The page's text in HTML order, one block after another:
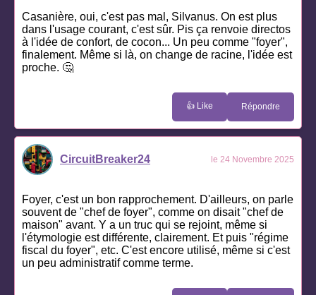
Casanière, oui, c'est pas mal, Silvanus. On est plus
dans l'usage courant, c'est sûr. Pis ça renvoie directos
à l'idée de confort, de cocon... Un peu comme "foyer",
finalement. Même si là, on change de racine, l'idée est
proche. 🤔
👍 Like Répondre
CircuitBreaker24 le 24 Novembre 2025
Foyer, c'est un bon rapprochement. D'ailleurs, on parle
souvent de "chef de foyer", comme on disait "chef de
maison" avant. Y a un truc qui se rejoint, même si
l'étymologie est différente, clairement. Et puis "régime
fiscal du foyer", etc. C'est encore utilisé, même si c'est
un peu administratif comme terme.